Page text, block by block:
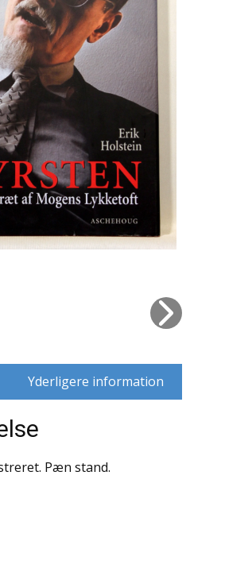
Sciencefiction
Yderligere information
Pæn stand.